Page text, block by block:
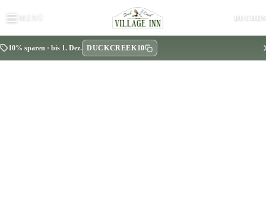
MENÜ BUCHEN
10% sparen · bis 1. Dez. DUCKCREEK10